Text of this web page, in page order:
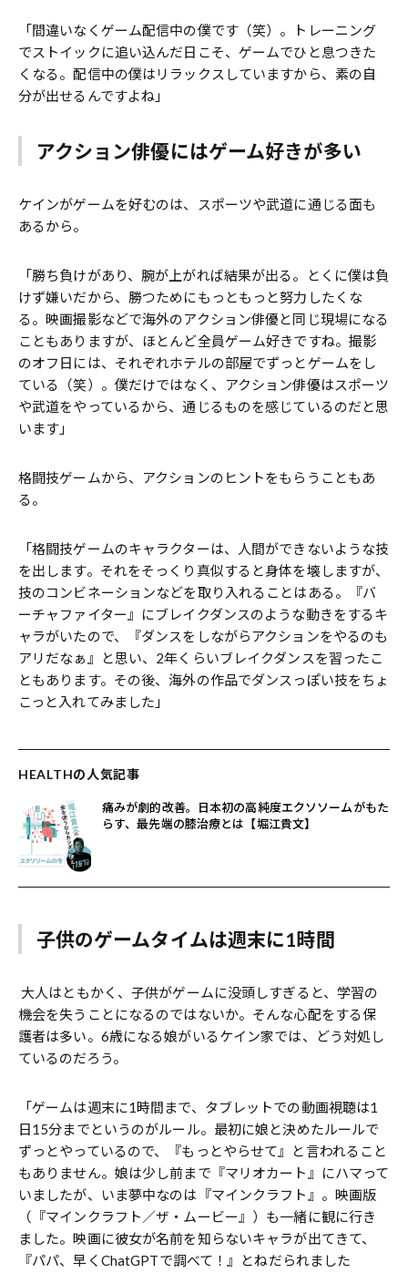
「間違いなくゲーム配信中の僕です（笑）。トレーニング
でストイックに追い込んだ日こそ、ゲームでひと息つきた
くなる。配信中の僕はリラックスしていますから、素の自
分が出せるんですよね」
アクション俳優にはゲーム好きが多い
ケインがゲームを好むのは、スポーツや武道に通じる面も
あるから。
「勝ち負けがあり、腕が上がれば結果が出る。とくに僕は負
けず嫌いだから、勝つためにもっともっと努力したくな
る。映画撮影などで海外のアクション俳優と同じ現場になる
こともありますが、ほとんど全員ゲーム好きですね。撮影
のオフ日には、それぞれホテルの部屋でずっとゲームをし
ている（笑）。僕だけではなく、アクション俳優はスポーツ
や武道をやっているから、通じるものを感じているのだと思
います」
格闘技ゲームから、アクションのヒントをもらうこともあ
る。
「格闘技ゲームのキャラクターは、人間ができないような技
を出します。それをそっくり真似すると身体を壊しますが、
技のコンビネーションなどを取り入れることはある。『バ
ーチャファイター』にブレイクダンスのような動きをするキ
ャラがいたので、『ダンスをしながらアクションをやるのも
アリだなぁ』と思い、2年くらいブレイクダンスを習ったこ
ともあります。その後、海外の作品でダンスっぽい技をちょ
こっと入れてみました」
HEALTHの人気記事
痛みが劇的改善。日本初の高純度エクソソームがもた
らす、最先端の膝治療とは【堀江貴文】
子供のゲームタイムは週末に1時間
大人はともかく、子供がゲームに没頭しすぎると、学習の
機会を失うことになるのではないか。そんな心配をする保
護者は多い。6歳になる娘がいるケイン家では、どう対処し
ているのだろう。
「ゲームは週末に1時間まで、タブレットでの動画視聴は1
日15分までというのがルール。最初に娘と決めたルールで
ずっとやっているので、『もっとやらせて』と言われること
もありません。娘は少し前まで『マリオカート』にハマって
いましたが、いま夢中なのは『マインクラフト』。映画版
（『マインクラフト／ザ・ムービー』）も一緒に観に行き
ました。映画に彼女が名前を知らないキャラが出てきて、
『パパ、早くChatGPTで調べて！』とねだられました